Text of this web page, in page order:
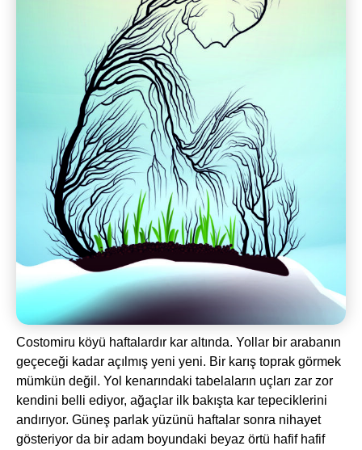
Costomiru köyü haftalardır kar altında. Yollar bir arabanın
geçeceği kadar açılmış yeni yeni. Bir karış toprak görmek
mümkün değil. Yol kenarındaki tabelaların uçları zar zor
kendini belli ediyor, ağaçlar ilk bakışta kar tepeciklerini
andırıyor. Güneş parlak yüzünü haftalar sonra nihayet
gösteriyor da bir adam boyundaki beyaz örtü hafif hafif